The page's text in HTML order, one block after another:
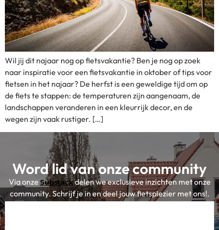
Wil jij dit najaar nog op fietsvakantie? Ben je nog op zoek
naar inspiratie voor een fietsvakantie in oktober of tips voor
fietsen in het najaar? De herfst is een geweldige tijd om op
de fiets te stappen: de temperaturen zijn aangenaam, de
landschappen veranderen in een kleurrijk decor, en de
wegen zijn vaak rustiger. […]
Word lid van onze community
Via onze Substackdelen we exclusieve inzichten met onze
community. Schrijf je in en deel jouw fietsplezier met ons!.